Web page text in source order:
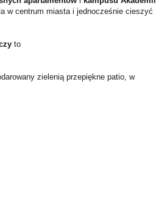
w centrum miasta i jednocześnie cieszyć
to
zielenią przepiękne patio, w